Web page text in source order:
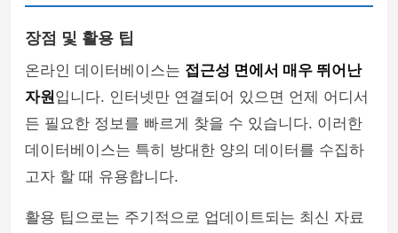
장점 및 활용 팁
온라인 데이터베이스는 접근성 면에서 매우 뛰어난
자원입니다. 인터넷만 연결되어 있으면 언제 어디서
든 필요한 정보를 빠르게 찾을 수 있습니다. 이러한
데이터베이스는 특히 방대한 양의 데이터를 수집하
고자 할 때 유용합니다.
활용 팁으로는 주기적으로 업데이트되는 최신 자료